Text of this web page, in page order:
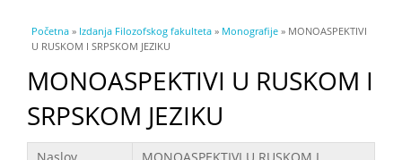
You are here
Početna » Izdanja Filozofskog fakulteta » Monografije » MONOASPEKTIVI
U RUSKOM I SRPSKOM JEZIKU
MONOASPEKTIVI U RUSKOM I
SRPSKOM JEZIKU
Podaci
Naslov
MONOASPEKTIVI U RUSKOM I